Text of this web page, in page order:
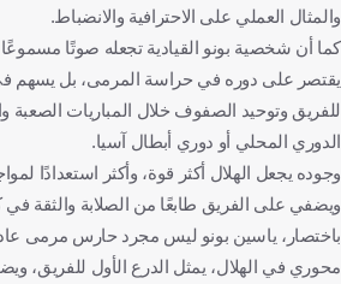
والمثال العملي على الاحترافية والانضباط.
كما أن شخصية بونو القيادية تجعله صوتًا
يقتصر على دوره في حراسة المرمى، بل يسهم في
للفريق وتوحيد الصفوف خلال المباريات
الدوري المحلي أو دوري أبطال آسيا.
وجوده يجعل الهلال أكثر قوة، وأكثر استعدادًا
ويضفي على الفريق طابعًا من الصلابة والثقة في
باختصار، ياسين بونو ليس مجرد حارس مرمى
محوري في الهلال، يمثل الدرع الأول للفريق،